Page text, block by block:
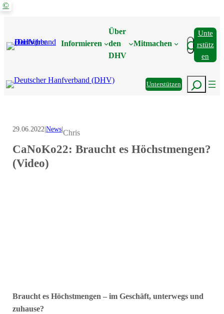
Zum
Informieren
Über
den
DHV
Mitmachen Suchen
Unte
Rstütz
En
UnterstützenSuchen
©
29.06.2022|News|Chris
CaNoKo22: Braucht es Höchstmengen?
(Video)
Braucht es Höchstmengen – im Geschäft, unterwegs und
zuhause?